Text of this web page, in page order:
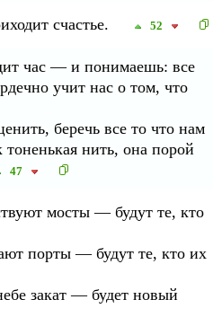
счастье. 52
час — и понимаешь: все
учит нас о том, что
беречь все то что нам
тоненькая нить, она порой
47
мосты — будут те, кто
порты — будут те, кто их
закат — будет новый